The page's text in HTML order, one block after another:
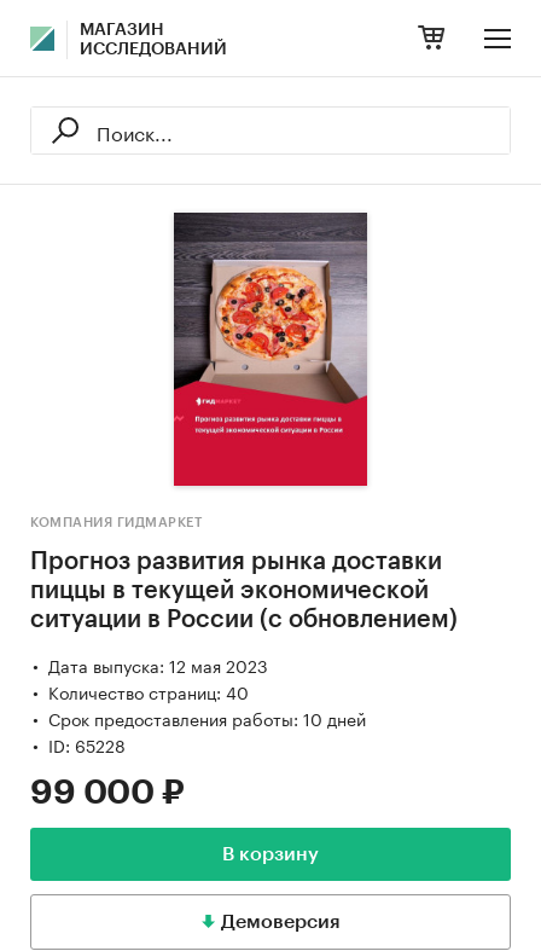
МАГАЗИН
ИССЛЕДОВАНИЙ
КОМПАНИЯ ГИДМАРКЕТ
Прогноз развития рынка доставки
пиццы в текущей экономической
ситуации в России (с обновлением)
Дата выпуска: 12 мая 2023
Количество страниц: 40
Срок предоставления работы: 10 дней
ID: 65228
99 000 ₽
В корзину
Демоверсия